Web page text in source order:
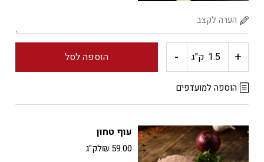
+ כמות
של
אורגני
ק"ג - הוספה לסל
הוספה למועדפים
עוף טחון
₪ 59.00 לק"ג